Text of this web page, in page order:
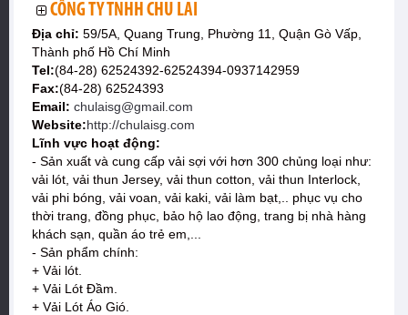
CÔNG TY TNHH CHU LAI
Địa chỉ: 59/5A, Quang Trung, Phường 11, Quận Gò Vấp,
Thành phố Hồ Chí Minh
Tel:(84-28) 62524392-62524394-0937142959
Fax:(84-28) 62524393
Email: chulaisg@gmail.com
Website:http://chulaisg.com
Lĩnh vực hoạt động:
- Sản xuất và cung cấp vải sợi với hơn 300 chủng loại như:
vải lót, vải thun Jersey, vải thun cotton, vải thun Interlock,
vải phi bóng, vải voan, vải kaki, vải làm bạt,.. phục vụ cho
thời trang, đồng phục, bảo hộ lao động, trang bị nhà hàng
khách sạn, quần áo trẻ em,...
- Sản phẩm chính:
+ Vải lót.
+ Vải Lót Đầm.
+ Vải Lót Áo Gió.